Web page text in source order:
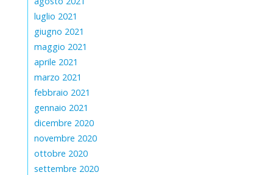
luglio 2021
giugno 2021
maggio 2021
aprile 2021
marzo 2021
febbraio 2021
gennaio 2021
dicembre 2020
novembre 2020
ottobre 2020
settembre 2020